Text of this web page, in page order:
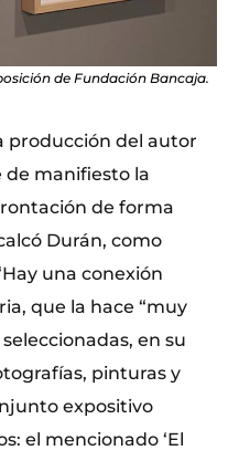
de Fundación Bancaja.
producción del autor
de manifiesto la
de forma
Durán, como
una conexión
que la hace “muy
en su
pinturas y
expositivo
el mencionado ‘El